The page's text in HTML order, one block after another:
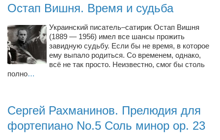
Кафе, клубы, рестораны
«Винегрет» — демократичный ресторан
«ЧАЙ — КАВА» магазин — кафе
Магазины
Багетный двор
МАГАЗИН СТИХОВ НА ЗАКАЗ
Остап Вишня. Время и судьба
Украинский писатель–сатирик Остап Вишня
(1889 — 1956) имел все шансы прожить
завидную судьбу. Если бы не время, в которое
ему выпало родиться. Со временем, однако,
всё не так просто. Неизвестно, смог бы столь
полно…
Сергей Рахманинов. Прелюдия для
фортепиано No.5 Соль минор op. 23